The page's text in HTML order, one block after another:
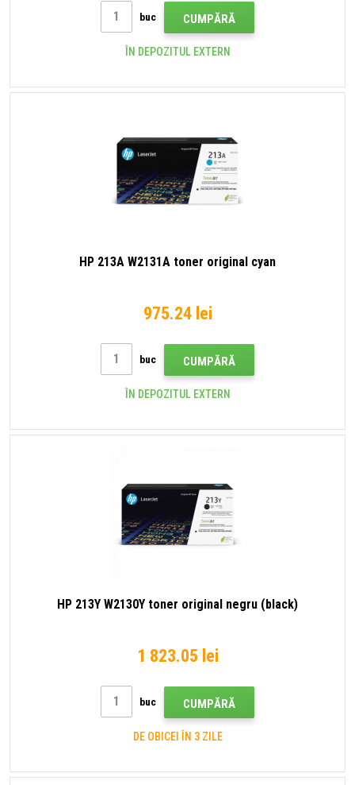
buc CUMPĂRĂ
ÎN DEPOZITUL EXTERN
HP 213A W2131A toner original cyan
975.24 lei
buc CUMPĂRĂ
ÎN DEPOZITUL EXTERN
HP 213Y W2130Y toner original negru (black)
1 823.05 lei
buc CUMPĂRĂ
DE OBICEI ÎN 3 ZILE